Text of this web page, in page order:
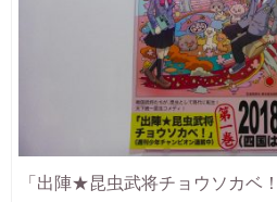
「出陣★昆虫武将チョウソカベ